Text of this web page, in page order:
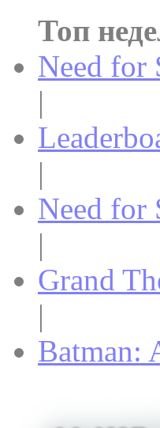
Топ
Need for
|
|
Need for
|
Grand
|
Batman: